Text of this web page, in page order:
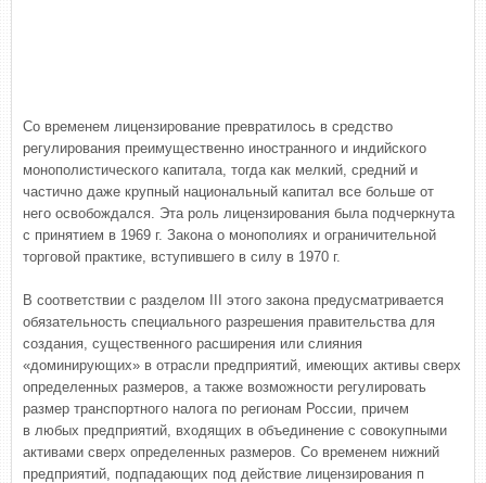
Со временем лицензирование превратилось в средство
регулирования преимущественно иностранного и индийского
монополистического капитала, тогда как мелкий, средний и
частично даже крупный национальный капитал все больше от
него освобождался. Эта роль лицензирования была подчеркнута
с принятием в 1969 г. Закона о монополиях и ограничительной
торговой практике, вступившего в силу в 1970 г.
В соответствии с разделом III этого закона предусматривается
обязательность специального разрешения правительства для
создания, существенного расширения или слияния
«доминирующих» в отрасли предприятий, имеющих активы сверх
определенных размеров, а также возможности регулировать
размер транспортного налога по регионам России, причем
в любых предприятий, входящих в объединение с совокупными
активами сверх определенных размеров. Со временем нижний
предприятий, подпадающих под действие лицензирования п